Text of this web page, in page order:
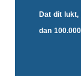
Dat dit
dan